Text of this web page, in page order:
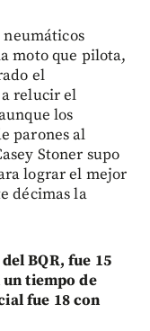
moto que pilota,
el
relucir el
los
parones al
Stoner supo
lograr el mejor
décimas la
BQR, fue 15
tiempo de
fue 18 con